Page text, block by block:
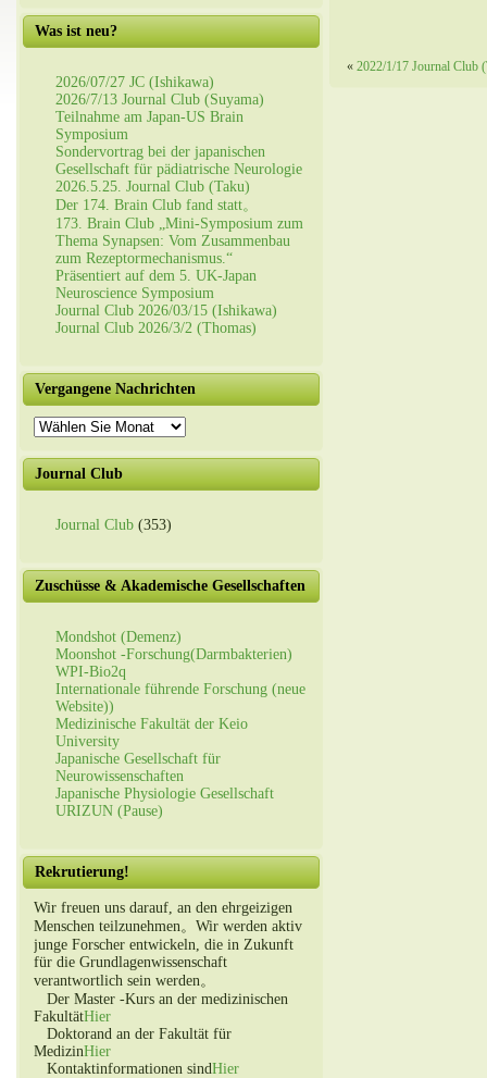
Was ist neu?
2026/07/27 JC (Ishikawa)
2026/7/13 Journal Club (Suyama)
Teilnahme am Japan-US Brain
Symposium
Sondervortrag bei der japanischen
Gesellschaft für pädiatrische Neurologie
2026.5.25. Journal Club (Taku)
Der 174. Brain Club fand statt。
173. Brain Club „Mini-Symposium zum
Thema Synapsen: Vom Zusammenbau
zum Rezeptormechanismus.“
Präsentiert auf dem 5. UK-Japan
Neuroscience Symposium
Journal Club 2026/03/15 (Ishikawa)
Journal Club 2026/3/2 (Thomas)
Vergangene Nachrichten
Vergangene
Nachrichten
Journal Club
Journal Club (353)
Zuschüsse & Akademische Gesellschaften
Mondshot (Demenz)
Moonshot -Forschung(Darmbakterien)
WPI-Bio2q
Internationale führende Forschung (neue
Website))
Medizinische Fakultät der Keio
University
Japanische Gesellschaft für
Neurowissenschaften
Japanische Physiologie Gesellschaft
URIZUN (Pause)
Rekrutierung!
Wir freuen uns darauf, an den ehrgeizigen
Menschen teilzunehmen。Wir werden aktiv
junge Forscher entwickeln, die in Zukunft
für die Grundlagenwissenschaft
verantwortlich sein werden。
Der Master -Kurs an der medizinischen
FakultätHier
Doktorand an der Fakultät für
MedizinHier
Kontaktinformationen sindHier
« 2022/1/17 Journal Club